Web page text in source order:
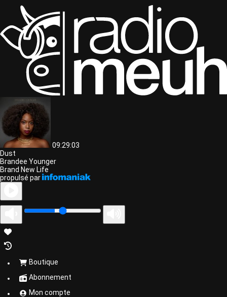
09:29:03
Dust
Brandee Younger
Brand New Life
propulsé par
Boutique
Abonnement
Mon compte